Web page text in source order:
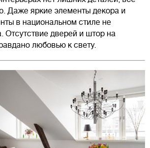
Даже яркие элементы декора и
в национальном стиле не
Отсутствие дверей и штор на
любовью к свету.